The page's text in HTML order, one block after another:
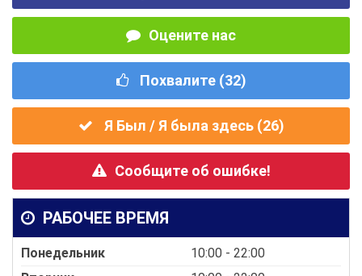
Оцените нас
Похвалите (32)
Я Был / Я была здесь (26)
Сообщите об ошибке!
РАБОЧЕЕ ВРЕМЯ
Понедельник
10:00 - 22:00